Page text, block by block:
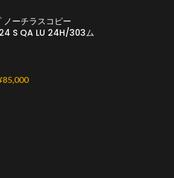
ーチラスコピー
S QA LU 24H/303ム
85,000